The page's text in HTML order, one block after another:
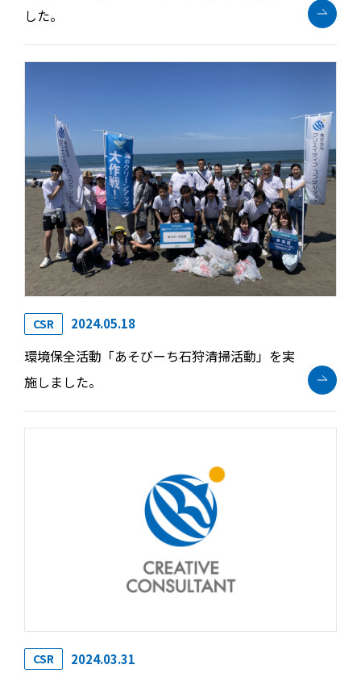
した。
CSR 2024.05.18
環境保全活動「あそびーち石狩清掃活動」を実
施しました。
CSR 2024.03.31